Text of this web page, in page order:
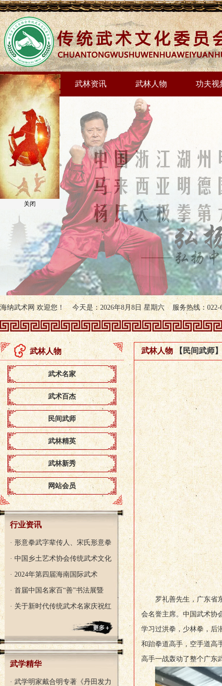
网站首页 武林资讯 武林人物 功夫视
海纳武术网 欢迎您！ 今天是：2026年8月8日 星期六 服务热线：022-
武林人物
武术名家
武术百杰
民间武师
武林精英
武林新秀
网站会员
行业资讯
· 形意拳武字辈传人、宋氏形意拳
· 中国乡土艺术协会传统武术文化
· 2024年第四届海南国际武术
· 首届中国名家百“善”书法展暨
· 关于新时代传统武术名家庆祝红
武学精华
· 武学明家戴合明专著《丹田发力
武林人物【民间武师】
罗礼善先生，广东省
会名誉主席。中国武术协
学习过洪拳，少林拳，后
和跆拳道高手，空手道高
高手一战轰动了整个广东
关闭